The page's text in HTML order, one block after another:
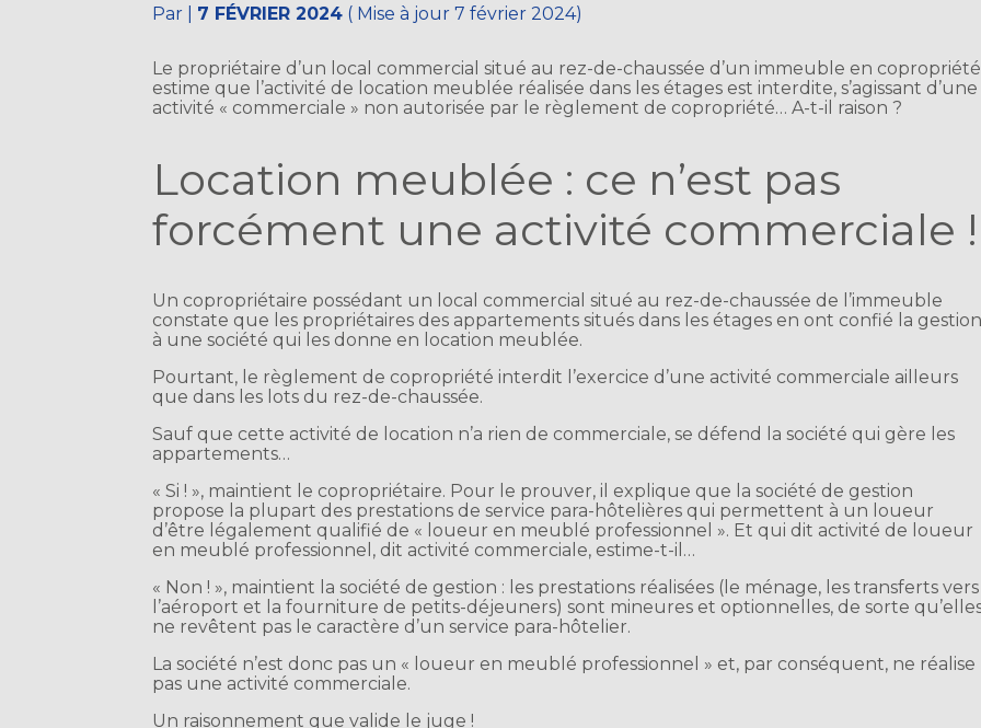
Par 7 FÉVRIER 2024 ( Mise à jour 7 février 2024)
Le propriétaire d’un local commercial situé au rez-de-chaussée d’un immeuble en copropriété
estime que l’activité de location meublée réalisée dans les étages est interdite, s’agissant d’une
activité « commerciale » non autorisée par le règlement de copropriété… A-t-il raison ?
Location meublée : ce n’est pas
forcément une activité commerciale !
Un copropriétaire possédant un local commercial situé au rez-de-chaussée de l’immeuble
constate que les propriétaires des appartements situés dans les étages en ont confié la
à une société qui les donne en location meublée.
Pourtant, le règlement de copropriété interdit l’exercice d’une activité commerciale ailleurs
que dans les lots du rez-de-chaussée.
Sauf que cette activité de location n’a rien de commerciale, se défend la société qui gère les
appartements…
« Si ! », maintient le copropriétaire. Pour le prouver, il explique que la société de gestion
propose la plupart des prestations de service para-hôtelières qui permettent à un loueur
d’être légalement qualifié de « loueur en meublé professionnel ». Et qui dit activité de loueur
en meublé professionnel, dit activité commerciale, estime-t-il…
« Non ! », maintient la société de gestion : les prestations réalisées (le ménage, les transferts vers
l’aéroport et la fourniture de petits-déjeuners) sont mineures et optionnelles, de sorte
ne revêtent pas le caractère d’un service para-hôtelier.
La société n’est donc pas un « loueur en meublé professionnel » et, par conséquent, ne réalise
pas une activité commerciale.
Un raisonnement que valide le juge !